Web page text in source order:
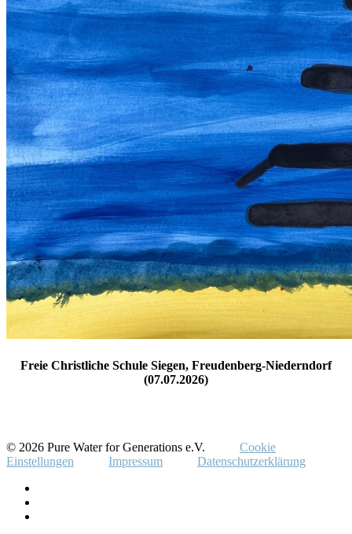
Freie Christliche Schule Siegen, Freudenberg-Niederndorf
(07.07.2026)
© 2026 Pure Water for Generations e.V.
Cookie
Einstellungen
Impressum Datenschutzerklärung